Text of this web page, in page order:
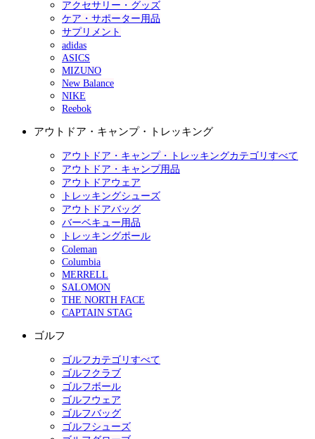
アクセサリー・グッズ
ケア・サポーター用品
サプリメント
adidas
ASICS
MIZUNO
New Balance
NIKE
Reebok
アウトドア・キャンプ・トレッキング
アウトドア・キャンプ・トレッキングカテゴリすべて
アウトドア・キャンプ用品
アウトドアウェア
トレッキングシューズ
アウトドアバッグ
バーベキュー用品
トレッキングポール
Coleman
Columbia
MERRELL
SALOMON
THE NORTH FACE
CAPTAIN STAG
ゴルフ
ゴルフカテゴリすべて
ゴルフクラブ
ゴルフボール
ゴルフウェア
ゴルフバッグ
ゴルフシューズ